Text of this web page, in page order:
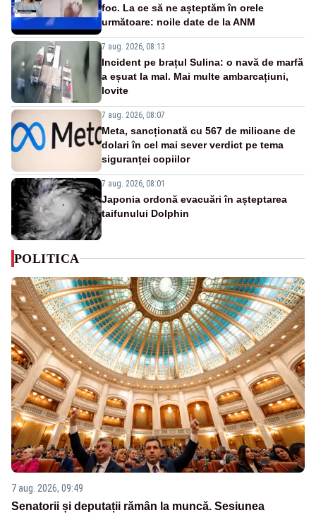
foc. La ce să ne așteptăm în orele
următoare: noile date de la ANM
7 aug. 2026, 08:13
Incident pe brațul Sulina: o navă de marfă
a eșuat la mal. Mai multe ambarcațiuni,
lovite
7 aug. 2026, 08:07
Meta, sancționată cu 567 de milioane de
dolari în cel mai sever verdict pe tema
siguranței copiilor
7 aug. 2026, 08:01
Japonia ordonă evacuări în așteptarea
taifunului Dolphin
POLITICA
7 aug. 2026, 09:49
Senatorii și deputații rămân la muncă. Sesiunea